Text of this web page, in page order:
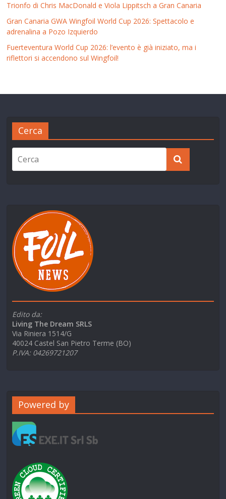
Trionfo di Chris MacDonald e Viola Lippitsch a Gran Canaria
Gran Canaria GWA Wingfoil World Cup 2026: Spettacolo e
adrenalina a Pozo Izquierdo
Fuerteventura World Cup 2026: l’evento è già iniziato, ma i
riflettori si accendono sul Wingfoil!
Cerca
Edito da:
Living The Dream SRLS
Via Riniera 1514/G
40024 Castel San Pietro Terme (BO)
P.IVA: 04269721207
Powered by